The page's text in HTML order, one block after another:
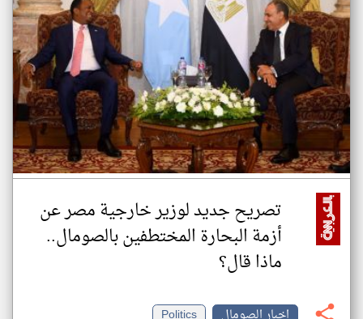
تصريح جديد لوزير خارجية مصر عن
أزمة البحارة المختطفين بالصومال..
ماذا قال؟